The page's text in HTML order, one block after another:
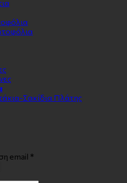
Σακίδια Πλάτης
email *